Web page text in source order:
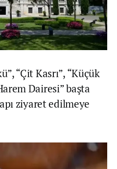
“Çit Kasrı”, “Küçük
Dairesi” başta
ziyaret edilmeye